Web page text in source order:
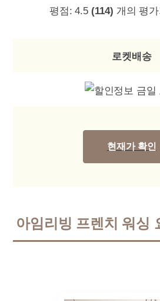
평점:4.5 (114) 개의 평
로켓배송
현재가 확인
아임리빙 프렌치 워싱